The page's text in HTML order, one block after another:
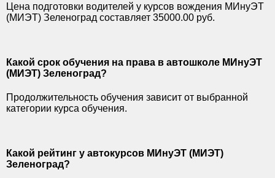
Цена подготовки водителей у курсов вождения МИнуЭТ
(МИЭТ) Зеленоград составляет 35000.00 руб.
Какой срок обучения на права в автошколе МИнуЭТ
(МИЭТ) Зеленоград?
Продолжительность обучения зависит от выбранной
категории курса обучения.
Какой рейтинг у автокурсов МИнуЭТ (МИЭТ)
Зеленоград?